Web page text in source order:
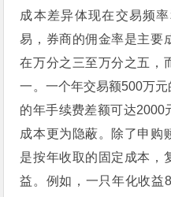
成本差异体现在交易频
易，券商的佣金率是主要
在万分之三至万分之五，
一。一个年交易额500万
的年手续费差额可达2000
成本更为隐蔽。除了申购
是按年收取的固定成本，
益。例如，一只年化收益